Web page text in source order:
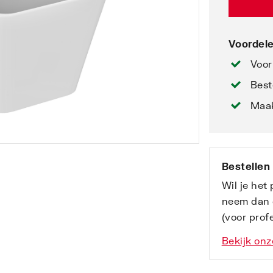
Bestellen
Wil je het
neem
(voor
Bekijk